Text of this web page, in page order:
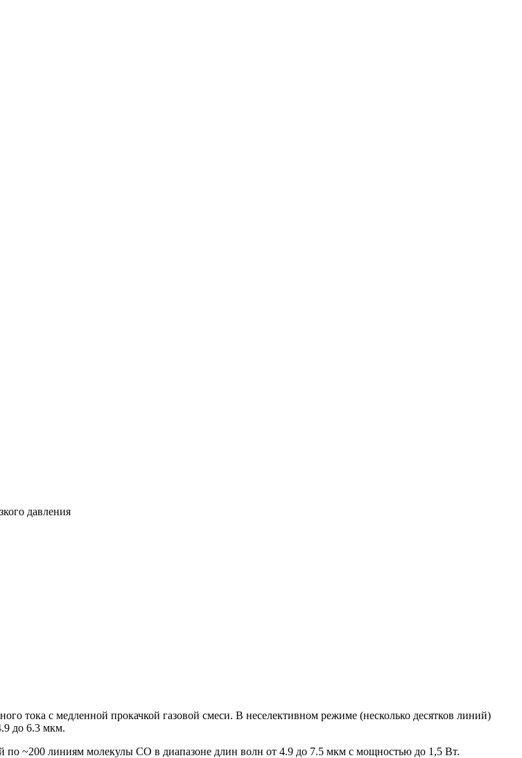
давления
тока с медленной прокачкой газовой смеси. В неселективном режиме (несколько десятков линий)
до 6.3 мкм.
по ~200 линиям молекулы СО в диапазоне длин волн от 4.9 до 7.5 мкм с мощностью до 1,5 Вт.